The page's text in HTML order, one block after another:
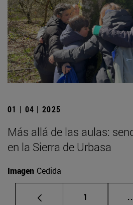
01 | 04 | 2025
Más allá de las aulas:
en la Sierra de Urbasa
Imagen Cedida
Página
1